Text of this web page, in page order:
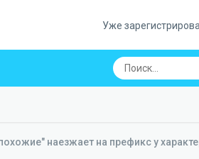
Уже
наезжает на префикс у